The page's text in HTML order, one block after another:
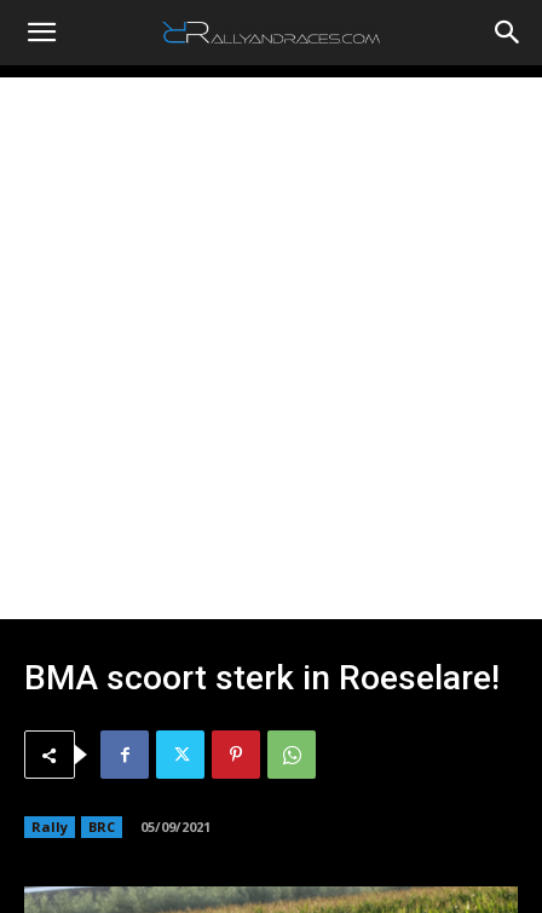
RallyandRaces.com
BMA scoort sterk in Roeselare!
Rally BRC 05/09/2021